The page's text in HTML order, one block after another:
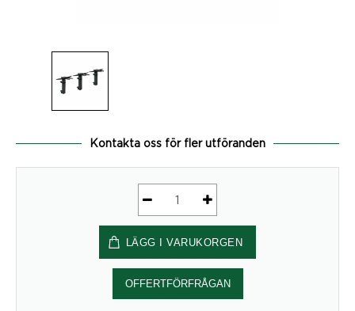
Kontakta oss för fler utföranden
Väggmonterat
Elektriskt
stativ
3-
Pelare
|
LÄGG I VARUKORGEN
OFFERTFÖRFRÅGAN